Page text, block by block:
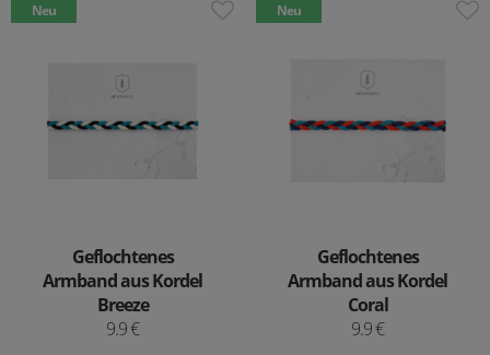
Neu
Geflochtenes
Armband aus Kordel
Breeze
9.9 €
Neu
Geflochtenes
Armband aus Kordel
Coral
9.9 €